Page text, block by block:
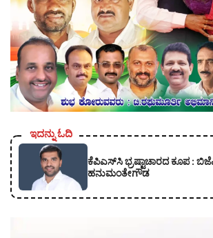
ಇದನ್ನು ಓದಿ
ಕೆಪಿಎಸ್‍ಸಿ ಭ್ರಷ್ಟಾಚಾರದ ಕೂಪ :
ಹನುಮಂತೇಗೌಡ